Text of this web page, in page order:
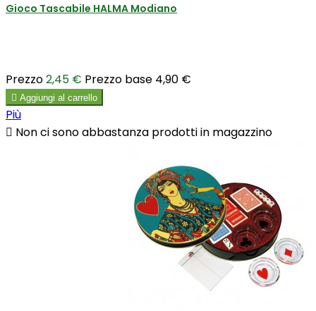
Gioco Tascabile HALMA Modiano
Prezzo2,45 € Prezzo base 4,90 €
 Aggiungi al carrello
Più
 Non ci sono abbastanza prodotti in magazzino